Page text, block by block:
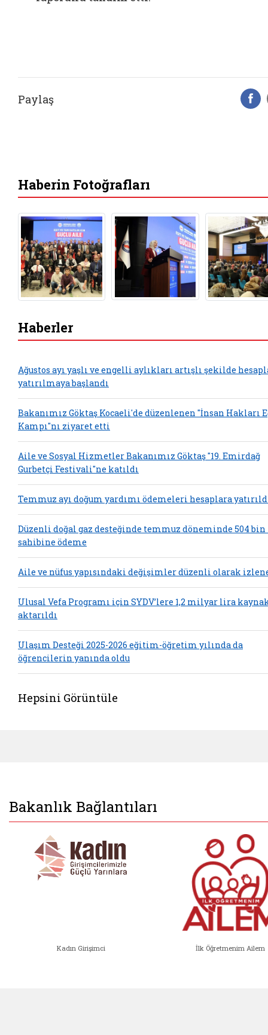
Paylaş
Haberin Fotoğrafları
Haberler
Ağustos ayı yaşlı ve engelli aylıkları artışlı şekilde
yatırılmaya başlandı
Bakanımız Göktaş Kocaeli'de düzenlenen "İnsan Hakları
Kampı"nı ziyaret etti
Aile ve Sosyal Hizmetler Bakanımız Göktaş "19. Emirdağ
Gurbetçi Festivali"ne katıldı
Temmuz ayı doğum yardımı ödemeleri hesaplara
Düzenli doğal gaz desteğinde temmuz döneminde 504
sahibine ödeme
Aile ve nüfus yapısındaki değişimler düzenli olarak
Ulusal Vefa Programı için SYDV’lere 1,2 milyar lira
aktarıldı
Ulaşım Desteği 2025-2026 eğitim-öğretim yılında da
öğrencilerin yanında oldu
Hepsini Görüntüle
Bakanlık Bağlantıları
Kadın Girişimci İlk Öğretmenim Ailem